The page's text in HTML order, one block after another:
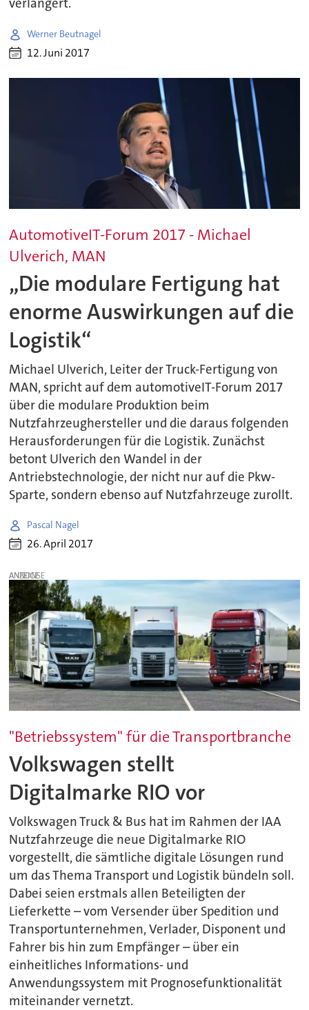
verlängert.
Werner Beutnagel
12. Juni 2017
AutomotiveIT-Forum 2017 - Michael
Ulverich, MAN
„Die modulare Fertigung hat
enorme Auswirkungen auf die
Logistik“
Michael Ulverich, Leiter der Truck-Fertigung von
MAN, spricht auf dem automotiveIT-Forum 2017
über die modulare Produktion beim
Nutzfahrzeughersteller und die daraus folgenden
Herausforderungen für die Logistik. Zunächst
betont Ulverich den Wandel in der
Antriebstechnologie, der nicht nur auf die Pkw-
Sparte, sondern ebenso auf Nutzfahrzeuge zurollt.
Pascal Nagel
26. April 2017
ANZEIGE
"Betriebssystem" für die Transportbranche
Volkswagen stellt
Digitalmarke RIO vor
Volkswagen Truck & Bus hat im Rahmen der IAA
Nutzfahrzeuge die neue Digitalmarke RIO
vorgestellt, die sämtliche digitale Lösungen rund
um das Thema Transport und Logistik bündeln soll.
Dabei seien erstmals allen Beteiligten der
Lieferkette – vom Versender über Spedition und
Transportunternehmen, Verlader, Disponent und
Fahrer bis hin zum Empfänger – über ein
einheitliches Informations- und
Anwendungssystem mit Prognosefunktionalität
miteinander vernetzt.